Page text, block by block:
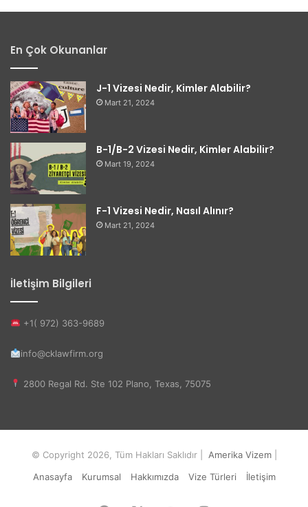
En Çok Okunanlar
J-1 Vizesi Nedir, Kimler Alabilir?
Mart 21, 2024
B-1/B-2 Vizesi Nedir, Kimler Alabilir?
Mart 19, 2024
F-1 Vizesi Nedir, Nasıl Alınır?
Mart 21, 2024
İletişim Bilgileri
+1( 972) 363-9689
info@cklawfirm.org
2800 Regal Rd. Ste 102 Plano, Texas, 75075
© Copyright 2026, Tüm Hakları Saklıdır | Amerika Vizem|
Anasayfa
Kurumsal Hakkımızda Vize Türleri İletişim